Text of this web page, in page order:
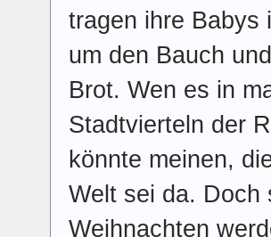
tragen ihre Babys
um den Bauch
Brot. Wen es in
Stadtvierteln der
könnte meinen,
Welt sei da. Doch
Weihnachten